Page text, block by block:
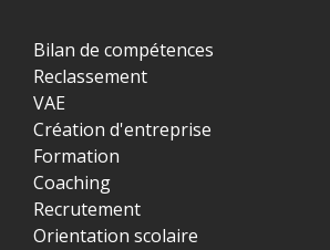
Bilan de compétences
Reclassement
VAE
Création d'entreprise
Formation
Coaching
Recrutement
Orientation scolaire